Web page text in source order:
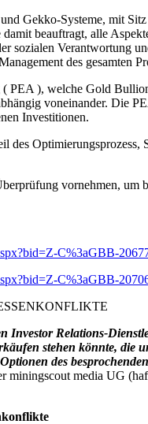
Gekko-Systeme, mit
beauftragt, alle
sozialen Verantwortung
des gesamten
), welche Gold
voneinander. Die
Investitionen.
des
vornehmen, um
C%3aGBB-
C%3aGBB-
Investor Relations-
stehen könnte, die
des
media UG